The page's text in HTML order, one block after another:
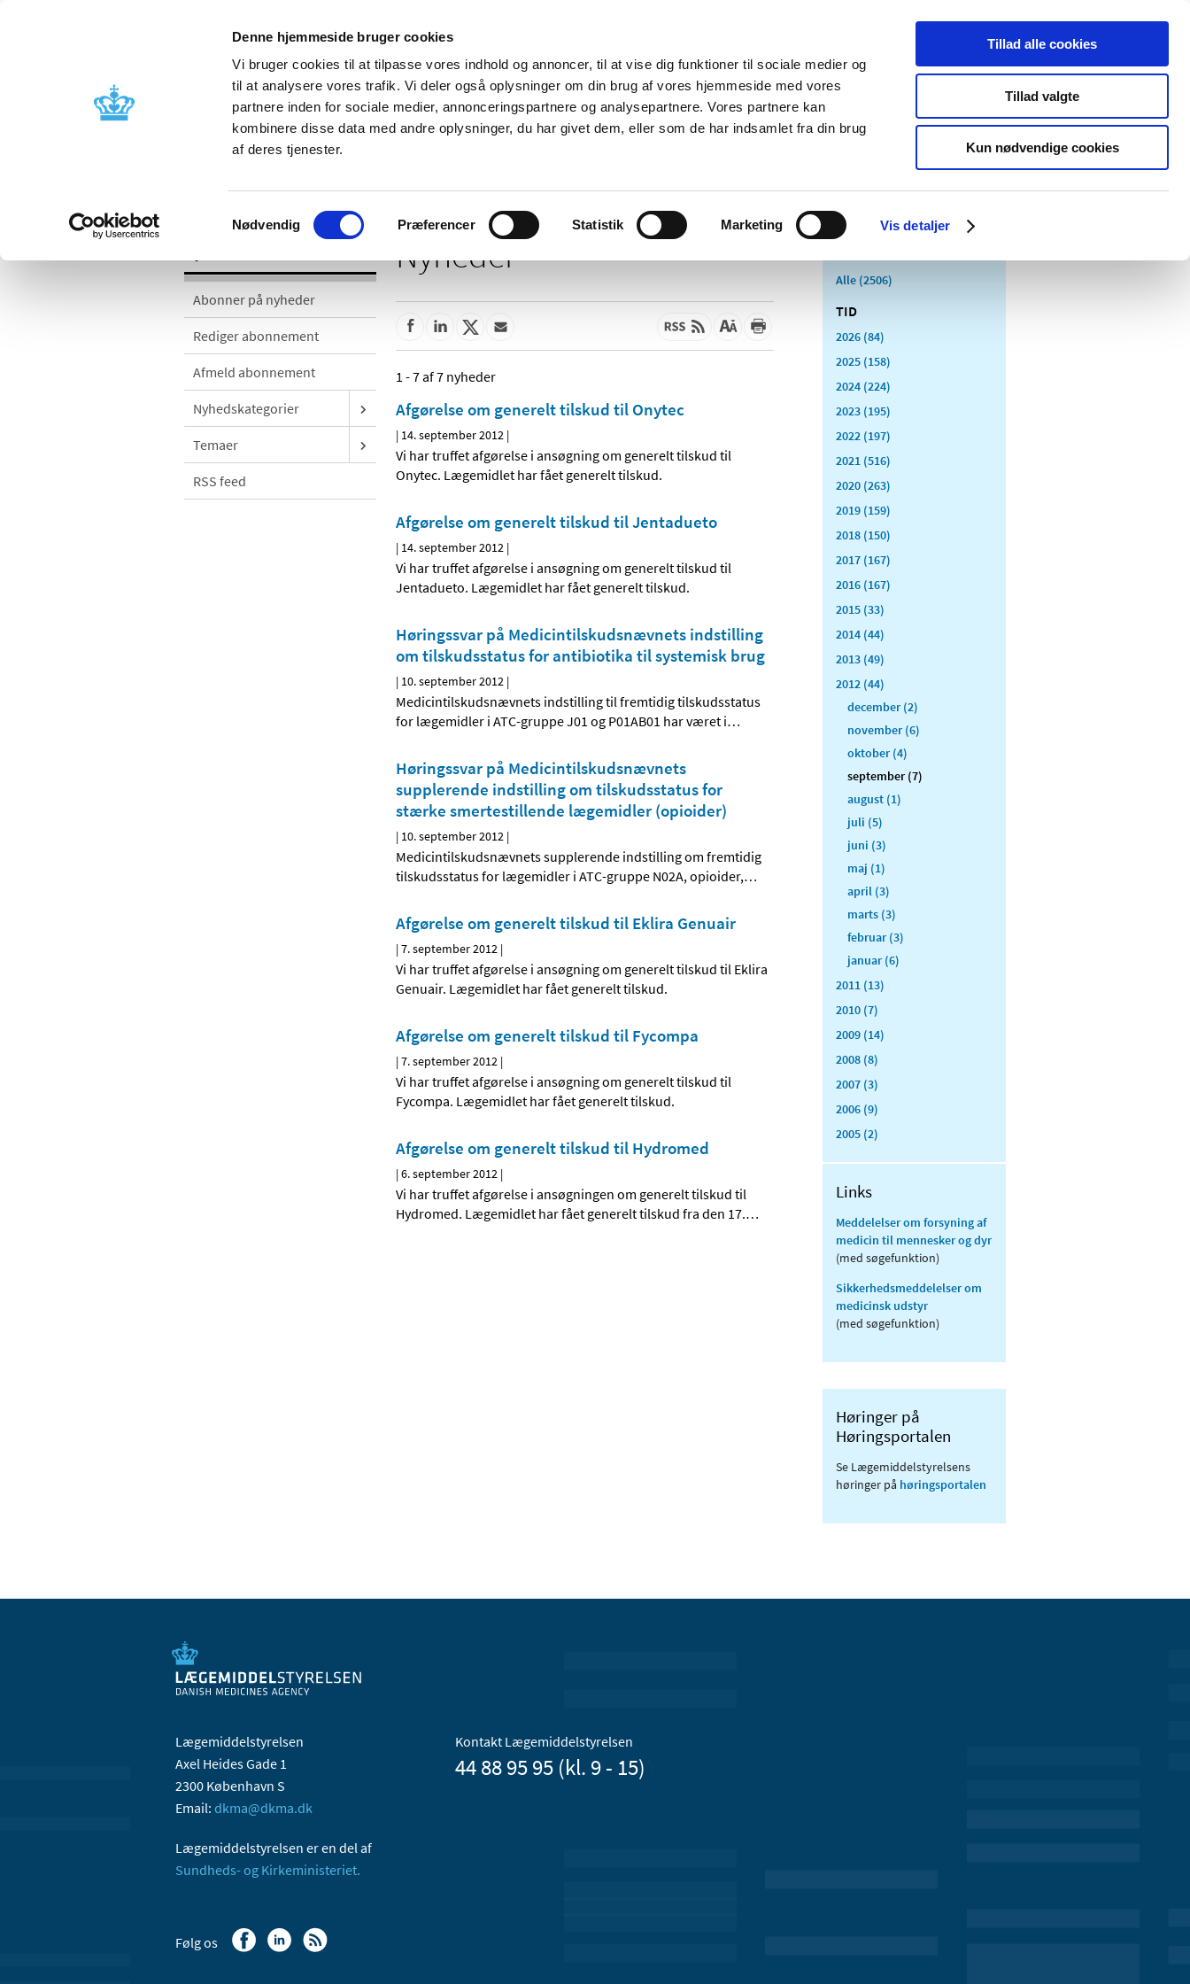
Denne hjemmeside bruger cookies
Vi bruger cookies til at tilpasse vores indhold og annoncer, til at vise dig funktioner til sociale medier og
til at analysere vores trafik. Vi deler også oplysninger om din brug af vores hjemmeside med vores
partnere inden for sociale medier, annonceringspartnere og analysepartnere. Vores partnere kan
kombinere disse data med andre oplysninger, du har givet dem, eller som de har indsamlet fra din brug
af deres tjenester.
Samtykkevalg
Nødvendig Præferencer Statistik Marketing Vis detaljer
Tillad alle cookies
Tillad valgte
Kun nødvendige cookies
Nyheder Om os Kontakt Udgivelser
Godkendelse og
Bivirkninger og
produktinformation
Tilskud og
Apoteker og salg af
Medicinsk
Særlige
produktområder
Abonner på nyheder
Rediger abonnement
Afmeld abonnement
Nyhedskategorier
Temaer
RSS feed
Nyheder
1 - 7 af 7 nyheder
Afgørelse om generelt tilskud til Onytec
| 14. september 2012 |
Vi har truffet afgørelse i ansøgning om generelt tilskud til
Onytec. Lægemidlet har fået generelt tilskud.
Afgørelse om generelt tilskud til Jentadueto
| 14. september 2012 |
Vi har truffet afgørelse i ansøgning om generelt tilskud til
Jentadueto. Lægemidlet har fået generelt tilskud.
Høringssvar på Medicintilskudsnævnets indstilling
om tilskudsstatus for antibiotika til systemisk brug
| 10. september 2012 |
Medicintilskudsnævnets indstilling til fremtidig tilskudsstatus
for lægemidler i ATC-gruppe J01 og P01AB01 har været i…
Høringssvar på Medicintilskudsnævnets
supplerende indstilling om tilskudsstatus for
stærke smertestillende lægemidler (opioider)
| 10. september 2012 |
Medicintilskudsnævnets supplerende indstilling om fremtidig
tilskudsstatus for lægemidler i ATC-gruppe N02A, opioider,…
Afgørelse om generelt tilskud til Eklira Genuair
|7. september 2012 |
Vi har truffet afgørelse i ansøgning om generelt tilskud til Eklira
Genuair. Lægemidlet har fået generelt tilskud.
Afgørelse om generelt tilskud til Fycompa
|7. september 2012 |
Vi har truffet afgørelse i ansøgning om generelt tilskud til
Fycompa. Lægemidlet har fået generelt tilskud.
Afgørelse om generelt tilskud til Hydromed
|6. september 2012 |
Vi har truffet afgørelse i ansøgningen om generelt tilskud til
Hydromed. Lægemidlet har fået generelt tilskud fra den 17.…
Alle (2506)
TID
2026 (84)
2025 (158)
2024 (224)
2023 (195)
2022 (197)
2021 (516)
2020 (263)
2019 (159)
2018 (150)
2017 (167)
2016 (167)
2015 (33)
2014 (44)
2013 (49)
2012 (44)
december (2)
november (6)
oktober (4)
september (7)
august (1)
juli (5)
juni (3)
maj (1)
april (3)
marts (3)
februar (3)
januar (6)
2011 (13)
2010 (7)
2009 (14)
2008 (8)
2007 (3)
2006 (9)
2005 (2)
Links
Meddelelser om forsyning af
medicin til mennesker og dyr
(med søgefunktion)
Sikkerhedsmeddelelser om
medicinsk udstyr
(med søgefunktion)
Høringer på
Høringsportalen
Se Lægemiddelstyrelsens
høringer på høringsportalen
Lægemiddelstyrelsen
Axel Heides Gade 1
2300 København S
Email: dkma@dkma.dk
Lægemiddelstyrelsen er en del af
Sundheds- og Kirkeministeriet.
Kontakt Lægemiddelstyrelsen
44 88 95 95 (kl. 9 - 15)
Følg os